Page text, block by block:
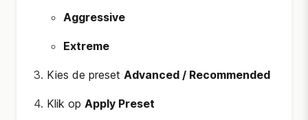
Aggressive
Extreme
Kies de preset Advanced / Recommended
Klik op Apply Preset